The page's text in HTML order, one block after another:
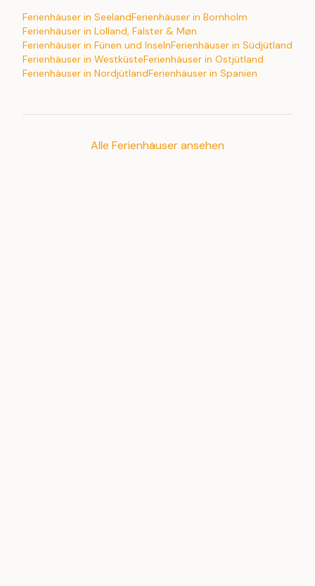
Ferienhäuser in SeelandFerienhäuser in Bornholm
Ferienhäuser in Lolland, Falster & Møn
Ferienhäuser in Fünen und InselnFerienhäuser in Südjütland
Ferienhäuser in WestküsteFerienhäuser in Ostjütland
Ferienhäuser in NordjütlandFerienhäuser in Spanien
Alle Ferienhäuser ansehen